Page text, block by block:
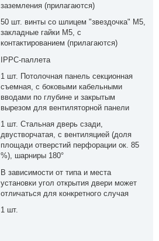
заземления (прилагаются)
50 шт. винты со шлицем "звездочка" М5,
закладные гайки M5, с
контактированием (прилагаются)
IPPC-паллета
1 шт. Потолочная панель секционная
съемная, с боковыми кабельными
вводами по глубине и закрытым
вырезом для вентиляторной панели
1 шт. Стальная дверь сзади,
двустворчатая, с вентиляцией (доля
площади отверстий перфорации ок. 85
%), шарниры 180°
В зависимости от типа и места
установки угол открытия двери может
отличаться для конкретного случая
1 шт.